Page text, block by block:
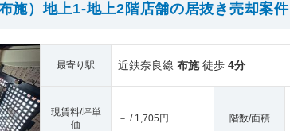
施）地上1-地上2階店舗の居抜き売却案件
最寄り駅 近鉄奈良線 布施徒歩 4分
現賃料/坪単
価
－ / 1,705円 階数/面積